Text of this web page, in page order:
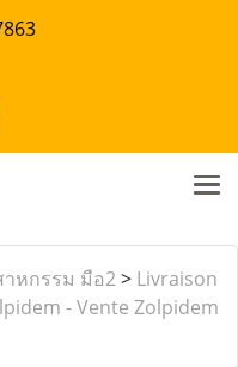
หกรรม มือ2> Livraison
- Vente Zolpidem